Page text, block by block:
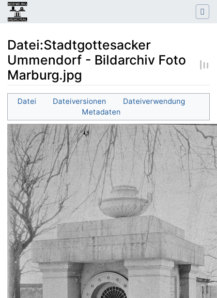
Datei:Stadtgottesacker
Ummendorf - Bildarchiv Foto
Marburg.jpg
Wechseln zu:Navigation,Suche
Datei Dateiversionen
Dateiverwendung
Metadaten